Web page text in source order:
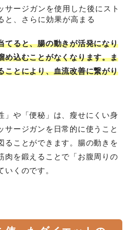
サージガンを使用した後にスト
と、さらに効果が高まる
てると、腸の動きが活発になり
め込むことがなくなります。ま
ことにより、血流改善に繋がり
」や「便秘」は、瘦せにくい身
サージガンを日常的に使うこと
ることができます。腸の動きを
肉を鍛えることで「お腹周りの
いくのです。